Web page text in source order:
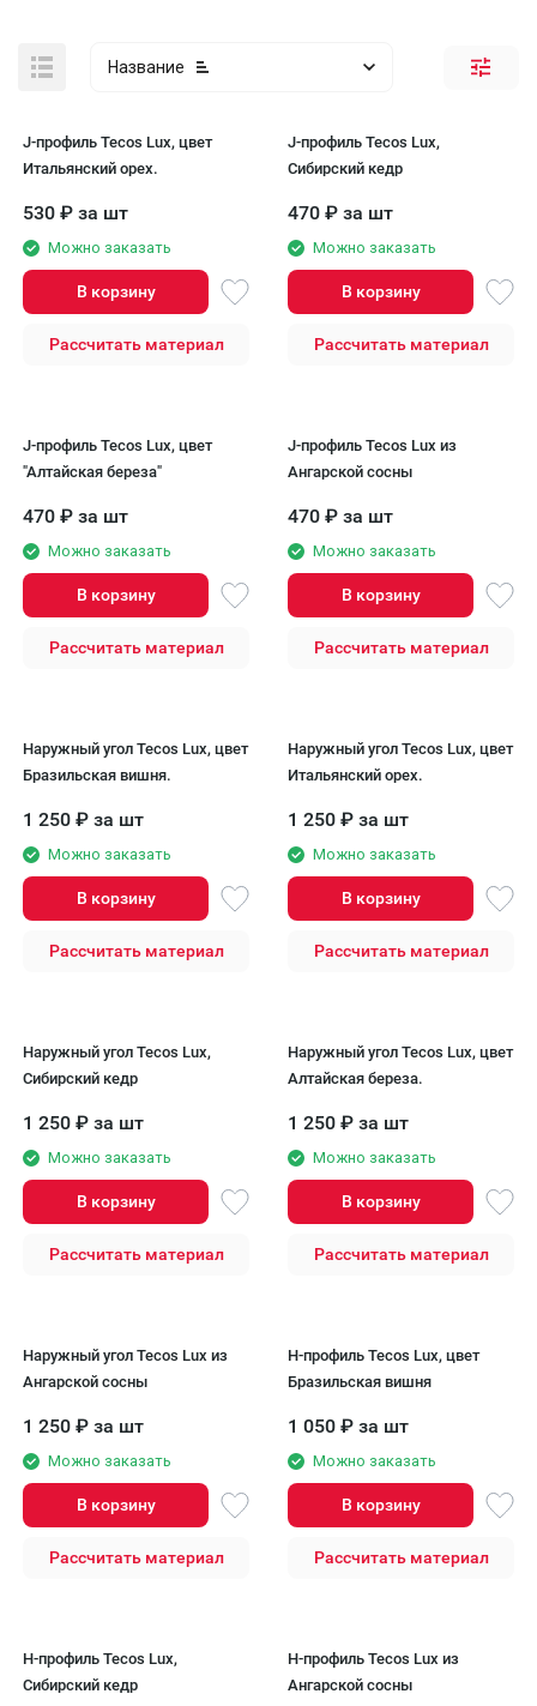
Название
J-профиль Tecos Lux, цвет
Итальянский орех.
530 ₽ за шт
Можно заказать
В корзину
Рассчитать материал
J-профиль Tecos Lux,
Сибирский кедр
470 ₽ за шт
Можно заказать
В корзину
Рассчитать материал
J-профиль Tecos Lux, цвет
"Алтайская береза"
470 ₽ за шт
Можно заказать
В корзину
Рассчитать материал
J-профиль Tecos Lux из
Ангарской сосны
470 ₽ за шт
Можно заказать
В корзину
Рассчитать материал
Наружный угол Tecos Lux, цвет
Бразильская вишня.
1 250 ₽ за шт
Можно заказать
В корзину
Рассчитать материал
Наружный угол Tecos Lux, цвет
Итальянский орех.
1 250 ₽ за шт
Можно заказать
В корзину
Рассчитать материал
Наружный угол Tecos Lux,
Сибирский кедр
1 250 ₽ за шт
Можно заказать
В корзину
Рассчитать материал
Наружный угол Tecos Lux, цвет
Алтайская береза.
1 250 ₽ за шт
Можно заказать
В корзину
Рассчитать материал
Наружный угол Tecos Lux из
Ангарской сосны
1 250 ₽ за шт
Можно заказать
В корзину
Рассчитать материал
H-профиль Tecos Lux, цвет
Бразильская вишня
1 050 ₽ за шт
Можно заказать
В корзину
Рассчитать материал
H-профиль Tecos Lux,
Сибирский кедр
H-профиль Tecos Lux из
Ангарской сосны